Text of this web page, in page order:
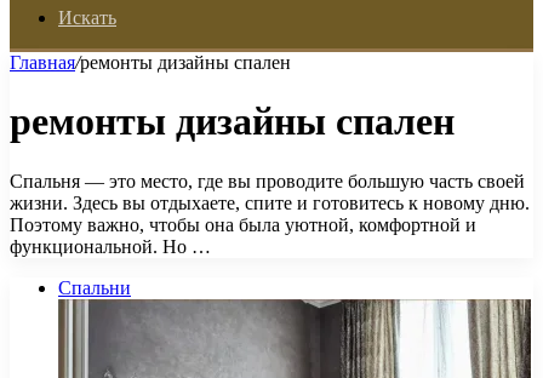
Искать
Главная/ремонты дизайны спален
ремонты дизайны спален
Спальня — это место, где вы проводите большую часть своей
жизни. Здесь вы отдыхаете, спите и готовитесь к новому дню.
Поэтому важно, чтобы она была уютной, комфортной и
функциональной. Но …
Спальни